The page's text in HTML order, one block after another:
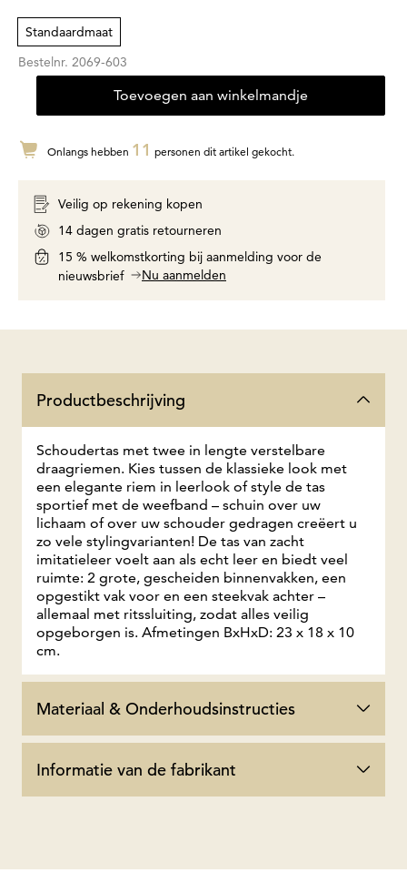
Standaardmaat
Bestelnr. 2069-603
Toevoegen aan winkelmandje
Onlangs hebben 11 personen dit artikel gekocht.
Veilig op rekening kopen
14 dagen gratis retourneren
15 % welkomstkorting bij aanmelding voor de
nieuwsbrief
Nu aanmelden
Productbeschrijving
Schoudertas met twee in lengte verstelbare
draagriemen. Kies tussen de klassieke look met
een elegante riem in leerlook of style de tas
sportief met de weefband – schuin over uw
lichaam of over uw schouder gedragen creëert u
zo vele stylingvarianten! De tas van zacht
imitatieleer voelt aan als echt leer en biedt veel
ruimte: 2 grote, gescheiden binnenvakken, een
opgestikt vak voor en een steekvak achter –
allemaal met ritssluiting, zodat alles veilig
opgeborgen is. Afmetingen BxHxD: 23 x 18 x 10
cm.
Materiaal & Onderhoudsinstructies
Informatie van de fabrikant